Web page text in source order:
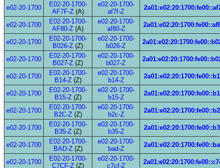
e02-20-1700
E02-20-1700-
AF7F-Z(A)
e02-20-1700-
af7f-Z
e02-20-1700
E02-20-1700-
AF80-Z (A)
e02-20-1700-
af80-Z
e02-20-1700
E02-20-1700-
B026-Z (Z)
e02-20-1700-
b026-Z
e02-20-1700
E02-20-1700-
B027-Z (Z)
e02-20-1700-
b027-Z
e02-20-1700
E02-20-1700-
B14-Z(Z)
e02-20-1700-
b14-Z
e02-20-1700
E02-20-1700-
B15-Z(Z)
e02-20-1700-
b15-Z
e02-20-1700
E02-20-1700-
B2C-Z(Z)
e02-20-1700-
b2c-Z
e02-20-1700
E02-20-1700-
B35-Z(Z)
e02-20-1700-
b35-Z
e02-20-1700
E02-20-1700-
BAD-Z(Z)
e02-20-1700-
bad-Z
e02-20-1700
E02-20-1700-
C7CF-Z(Z)
e02-20-1700-
c7cf-Z